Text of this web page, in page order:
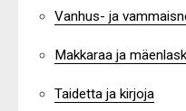
Vanhus- ja
Makkaraa ja
Taidetta ja kirjoja